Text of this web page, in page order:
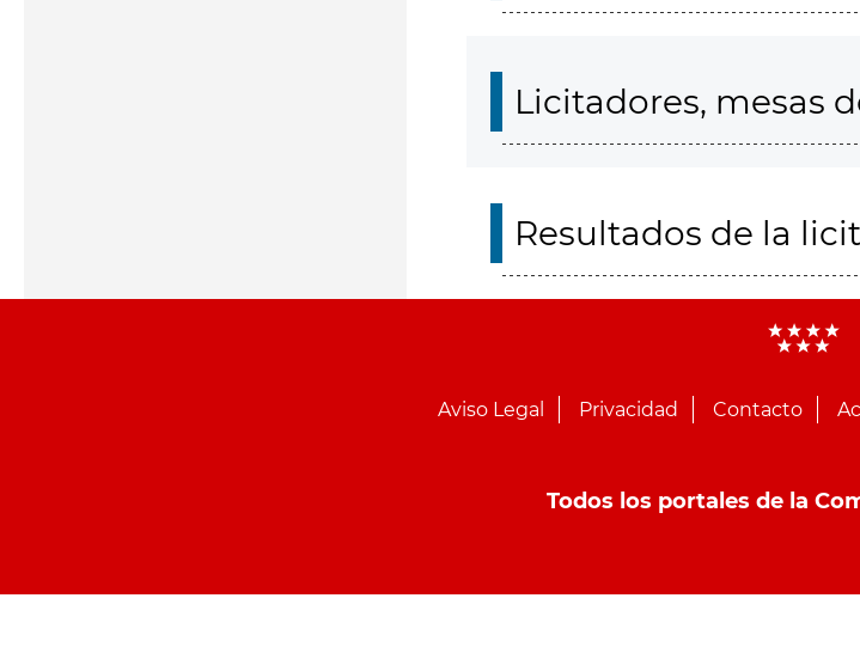
Licitadores, mesas
Resultados de la
Aviso Legal Privacidad Contacto
Todos los portales de la